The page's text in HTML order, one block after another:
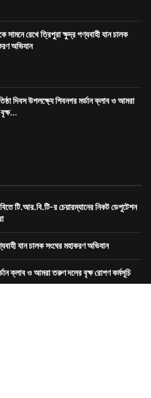
সামনে রেখে ত্রিপুরা ক্ষুদ্র পণ্যবাহী যান চালক
অভিযান
দিবস উপলক্ষ্যে শিবনগর মর্ডান ক্লাব ও আমরা
টি.আর.বি.টি-র চেয়ারম্যানের নিকট ডেপুটেশন
যান চালক সংঘের মহাকরণ অভিযান
ক্লাব ও আমরা তরুণ দলের বৃক্ষ রোপণ কর্মসূচি